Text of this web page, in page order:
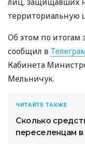
территориальную
Об этом по итогам
сообщил в
Кабинета
Мельничук.
ЧИТАЙТЕ ТАКЖЕ
Сколько
переселенцам